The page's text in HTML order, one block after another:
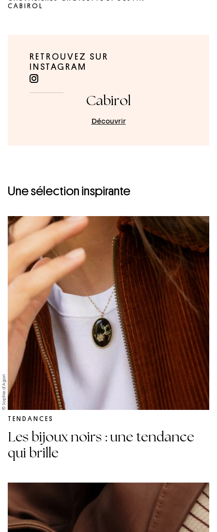
CABIROL
RETROUVEZ SUR
INSTAGRAM
Cabirol
Découvrir
Une sélection inspirante
© Sophie d’Agon
TENDANCES
Les bijoux noirs : une tendance
qui brille